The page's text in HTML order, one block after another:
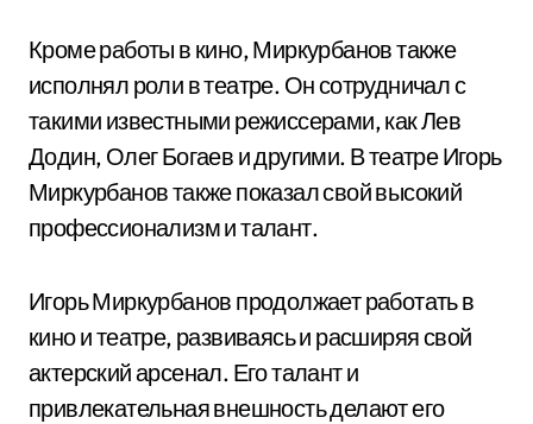
Кроме работы в кино, Миркурбанов также
исполнял роли в театре. Он сотрудничал с
такими известными режиссерами, как Лев
Додин, Олег Богаев и другими. В театре Игорь
Миркурбанов также показал свой высокий
профессионализм и талант.
Игорь Миркурбанов продолжает работать в
кино и театре, развиваясь и расширяя свой
актерский арсенал. Его талант и
привлекательная внешность делают его